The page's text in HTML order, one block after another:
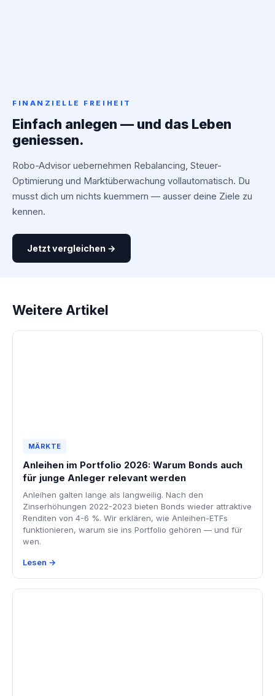
FINANZIELLE FREIHEIT
Einfach anlegen — und das Leben
geniessen.
Robo-Advisor uebernehmen Rebalancing, Steuer-
Optimierung und Marktüberwachung vollautomatisch. Du
musst dich um nichts kuemmern — ausser deine Ziele zu
kennen.
Jetzt vergleichen →
Weitere Artikel
MÄRKTE
Anleihen im Portfolio 2026: Warum Bonds auch
für junge Anleger relevant werden
Anleihen galten lange als langweilig. Nach den
Zinserhöhungen 2022-2023 bieten Bonds wieder attraktive
Renditen von 4-6 %. Wir erklären, wie Anleihen-ETFs
funktionieren, warum sie ins Portfolio gehören — und für
wen.
Lesen →